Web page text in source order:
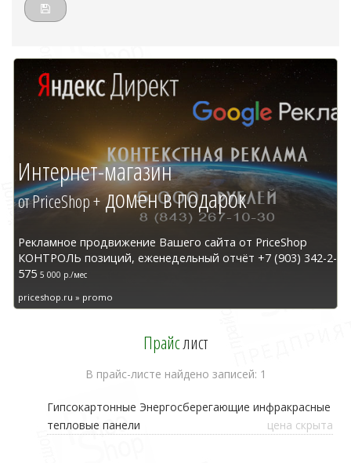
Интернет-магазин
от PriceShop +домен в подарок
Рекламное продвижение Вашего сайта от PriceShop
КОНТРОЛЬ позиций, еженедельный отчёт +7 (903) 342-2-
575 5 000 р./мес
priceshop.ru » promo
Прайслист
В прайс-листе найдено записей: 1
Гипсокартонные Энергосберегающие инфракрасные
тепловые панели
цена скрыта